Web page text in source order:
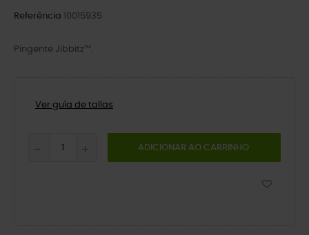
Referência 10015935
Pingente Jibbitz™.
Ver guía de tallas
ADICIONAR AO CARRINHO